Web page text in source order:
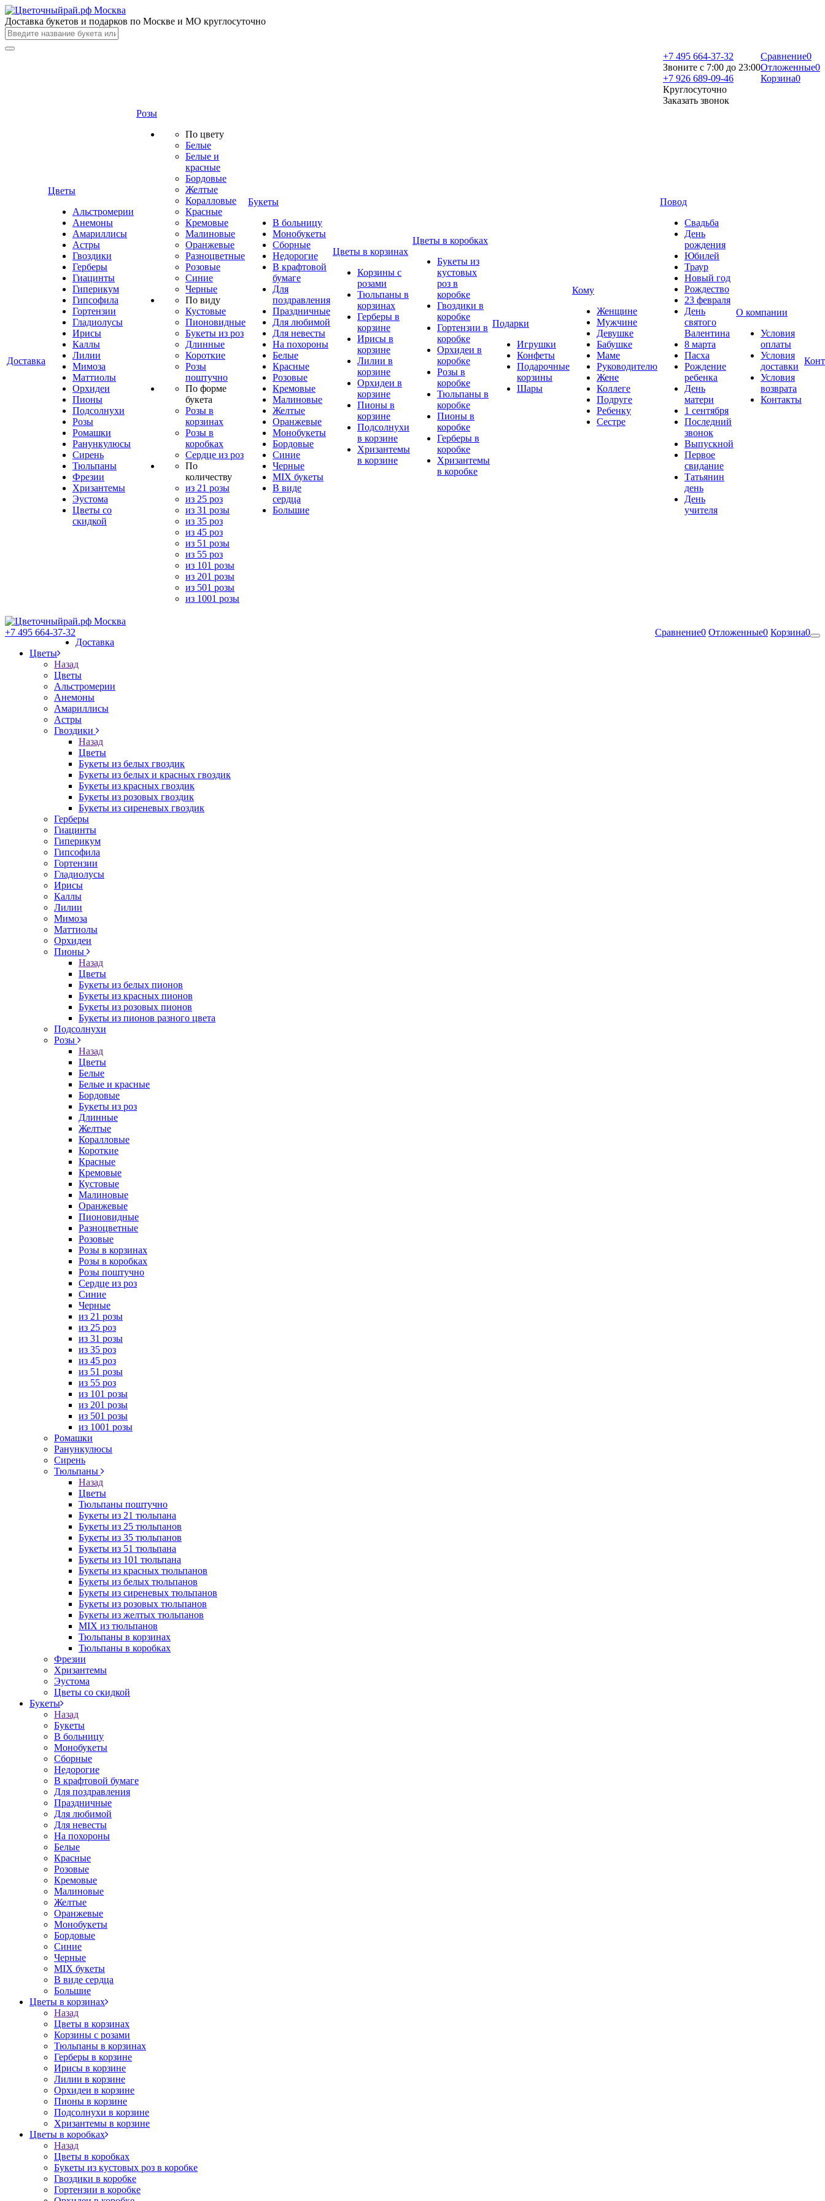
Доставка букетов и подарков по Москве и МО круглосуточно
Сравнение0
Отложенные0
Корзина0
+7 495 664-37-32
Звоните с 7:00 до 23:00
+7 926 689-09-46
Круглосуточно
Заказать звонок
Доставка
Цветы
Альстромерии
Анемоны
Амариллисы
Астры
Гвоздики
Герберы
Гиацинты
Гиперикум
Гипсофила
Гортензии
Гладиолусы
Ирисы
Каллы
Лилии
Мимоза
Маттиолы
Орхидеи
Пионы
Подсолнухи
Розы
Ромашки
Ранункулюсы
Сирень
Тюльпаны
Фрезии
Хризантемы
Эустома
Цветы со
скидкой
Розы
По цвету
Белые
Белые и
красные
Бордовые
Желтые
Коралловые
Красные
Кремовые
Малиновые
Оранжевые
Разноцветные
Розовые
Синие
Черные
По виду
Кустовые
Пионовидные
Букеты из роз
Длинные
Короткие
Розы
поштучно
По форме
букета
Розы в
корзинах
Розы в
коробках
Сердце из роз
По
количеству
из 21 розы
из 25 роз
из 31 розы
из 35 роз
из 45 роз
из 51 розы
из 55 роз
из 101 розы
из 201 розы
из 501 розы
из 1001 розы
Букеты
В больницу
Монобукеты
Сборные
Недорогие
В крафтовой
бумаге
Для
поздравления
Праздничные
Для любимой
Для невесты
На похороны
Белые
Красные
Розовые
Кремовые
Малиновые
Желтые
Оранжевые
Монобукеты
Бордовые
Синие
Черные
MIX букеты
В виде
сердца
Большие
Цветы в корзинах
Корзины с
розами
Тюльпаны в
корзинах
Герберы в
корзине
Ирисы в
корзине
Лилии в
корзине
Орхидеи в
корзине
Пионы в
корзине
Подсолнухи
в корзине
Хризантемы
в корзине
Цветы в коробках
Букеты из
кустовых
роз в
коробке
Гвоздики в
коробке
Гортензии в
коробке
Орхидеи в
коробке
Розы в
коробке
Тюльпаны в
коробке
Пионы в
коробке
Герберы в
коробке
Хризантемы
в коробке
Подарки
Игрушки
Конфеты
Подарочные
корзины
Шары
Кому
Женщине
Мужчине
Девушке
Бабушке
Маме
Руководителю
Жене
Коллеге
Подруге
Ребенку
Сестре
Повод
Свадьба
День
рождения
Юбилей
Траур
Новый год
Рождество
23 февраля
День
святого
Валентина
8 марта
Пасха
Рождение
ребенка
День
матери
1 сентября
Последний
звонок
Выпускной
Первое
свидание
Татьянин
день
День
учителя
О компании
Условия
оплаты
Условия
доставки
Условия
возврата
Контакты
+7 495 664-37-32 Сравнение0 Отложенные0 Корзина0
Доставка
Цветы
Назад
Цветы
Альстромерии
Анемоны
Амариллисы
Астры
Гвоздики
Назад
Цветы
Букеты из белых гвоздик
Букеты из белых и красных гвоздик
Букеты из красных гвоздик
Букеты из розовых гвоздик
Букеты из сиреневых гвоздик
Герберы
Гиацинты
Гиперикум
Гипсофила
Гортензии
Гладиолусы
Ирисы
Каллы
Лилии
Мимоза
Маттиолы
Орхидеи
Пионы
Назад
Цветы
Букеты из белых пионов
Букеты из красных пионов
Букеты из розовых пионов
Букеты из пионов разного цвета
Подсолнухи
Розы
Назад
Цветы
Белые
Белые и красные
Бордовые
Букеты из роз
Длинные
Желтые
Коралловые
Короткие
Красные
Кремовые
Кустовые
Малиновые
Оранжевые
Пионовидные
Разноцветные
Розовые
Розы в корзинах
Розы в коробках
Розы поштучно
Сердце из роз
Синие
Черные
из 21 розы
из 25 роз
из 31 розы
из 35 роз
из 45 роз
из 51 розы
из 55 роз
из 101 розы
из 201 розы
из 501 розы
из 1001 розы
Ромашки
Ранункулюсы
Сирень
Тюльпаны
Назад
Цветы
Тюльпаны поштучно
Букеты из 21 тюльпана
Букеты из 25 тюльпанов
Букеты из 35 тюльпанов
Букеты из 51 тюльпана
Букеты из 101 тюльпана
Букеты из красных тюльпанов
Букеты из белых тюльпанов
Букеты из сиреневых тюльпанов
Букеты из розовых тюльпанов
Букеты из желтых тюльпанов
MIX из тюльпанов
Тюльпаны в корзинах
Тюльпаны в коробках
Фрезии
Хризантемы
Эустома
Цветы со скидкой
Букеты
Назад
Букеты
В больницу
Монобукеты
Сборные
Недорогие
В крафтовой бумаге
Для поздравления
Праздничные
Для любимой
Для невесты
На похороны
Белые
Красные
Розовые
Кремовые
Малиновые
Желтые
Оранжевые
Монобукеты
Бордовые
Синие
Черные
MIX букеты
В виде сердца
Большие
Цветы в корзинах
Назад
Цветы в корзинах
Корзины с розами
Тюльпаны в корзинах
Герберы в корзине
Ирисы в корзине
Лилии в корзине
Орхидеи в корзине
Пионы в корзине
Подсолнухи в корзине
Хризантемы в корзине
Цветы в коробках
Назад
Цветы в коробках
Букеты из кустовых роз в коробке
Гвоздики в коробке
Гортензии в коробке